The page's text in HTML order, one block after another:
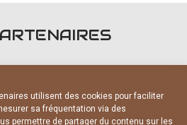
utilisent des cookies pour faciliter
sa fréquentation via des
permettre de partager du contenu sur les